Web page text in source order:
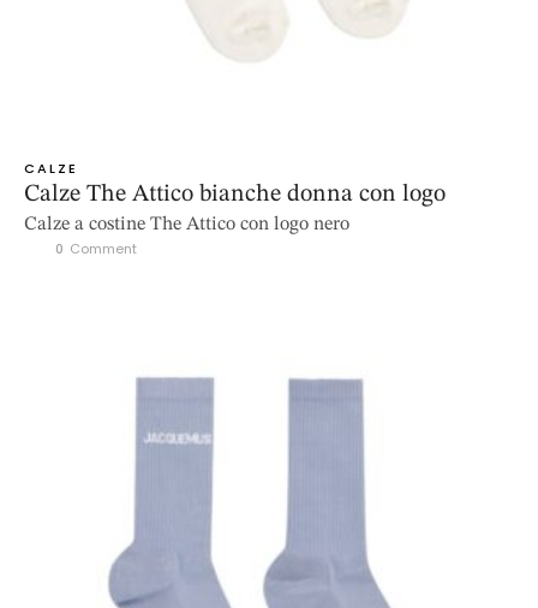
CALZE
Calze The Attico bianche donna con logo
Calze a costine The Attico con logo nero
0 Comment